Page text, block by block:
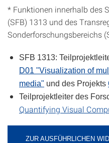
* Funktionen innerhalb des
(SFB) 1313 und des
Sonderforschungsbereichs
SFB 1313:
D01 "Visualization of
media" und des Projekts
Teilprojektleiter des
Quantifying Visual
ZUR AUSFÜHRLICHEN